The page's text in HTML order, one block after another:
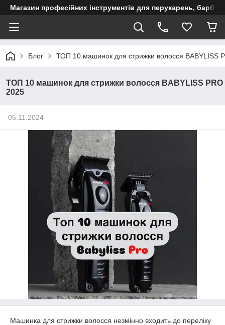
Магазин професійних інструментів для перукарень,
Блог ТОП 10 машинок для стрижки волосся BABYLISS
ТОП 10 машинок для стрижки волосся BABYLISS PRO
2025
05.11.2024
Машинка для стрижки волосся незмінно входить до переліку